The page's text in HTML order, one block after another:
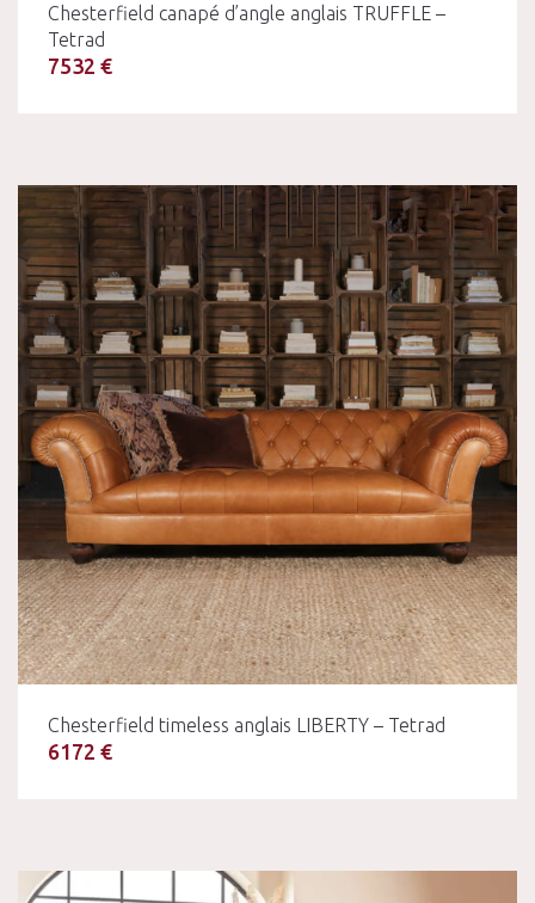
Chesterfield canapé d’angle anglais TRUFFLE –
Tetrad
7532 €
Chesterfield timeless anglais LIBERTY – Tetrad
6172 €